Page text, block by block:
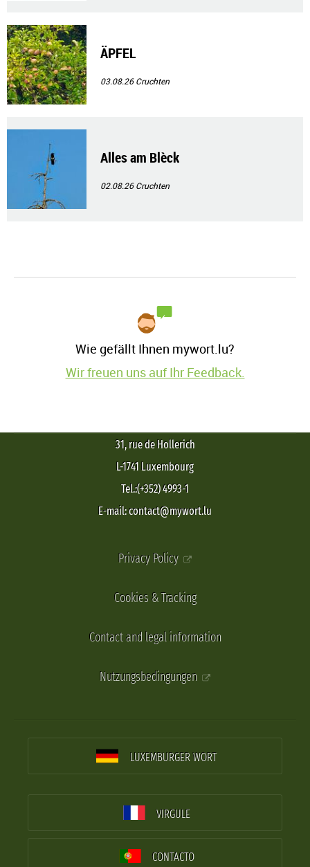
ÄPFEL
03.08.26Cruchten
Alles am Blèck
02.08.26Cruchten
Wie gefällt Ihnen mywort.lu?
Wir freuen uns auf Ihr Feedback.
31, rue de Hollerich
L-1741 Luxembourg
Tel.:(+352) 4993-1
E-mail: contact@mywort.lu
Privacy Policy
Cookies & Tracking
Contact and legal information
Nutzungsbedingungen
LUXEMBURGER WORT
VIRGULE
CONTACTO